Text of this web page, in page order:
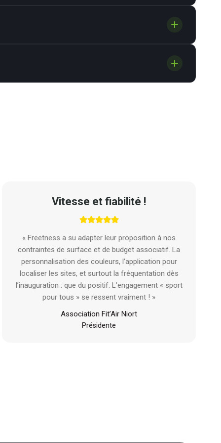
Vitesse et fiabilité !
« Freetness a su adapter leur proposition à nos
contraintes de surface et de budget associatif. La
personnalisation des couleurs, l’application pour
localiser les sites, et surtout la fréquentation dès
l’inauguration : que du positif. L’engagement « sport
pour tous » se ressent vraiment ! »
Association Fit’Air Niort
Présidente